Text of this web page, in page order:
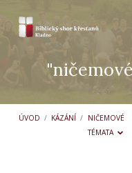
ÚVOD / KÁZÁNÍ / NIČEMOVÉ
TÉMATA